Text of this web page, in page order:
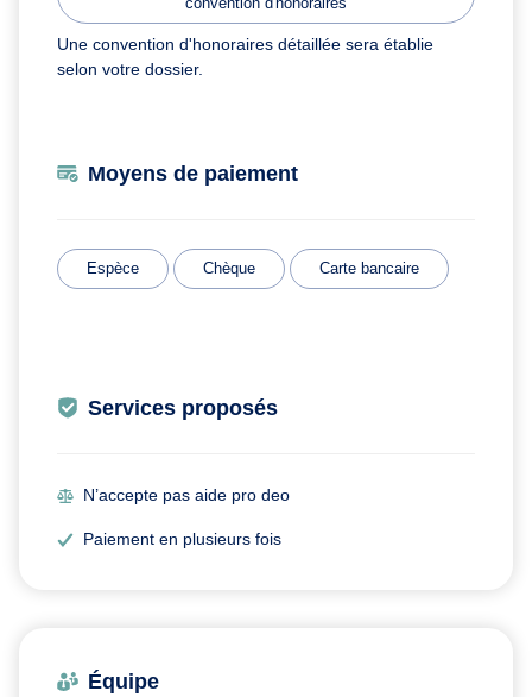
Une convention d'honoraires détaillée sera établie
selon votre dossier.
Moyens de paiement
Espèce Chèque Carte bancaire
Services proposés
N’accepte pas aide pro deo
Paiement en plusieurs fois
Équipe